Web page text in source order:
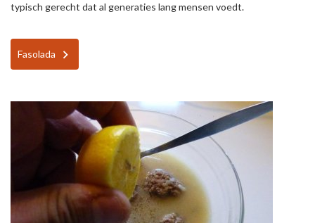
typisch gerecht dat al generaties lang mensen voedt.
Fasolada